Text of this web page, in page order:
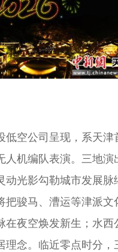
空公司呈现，系天津
人机编队表演。三地演
动光影勾勒城市发展脉
把骏马、漕运等津派文
在夜空焕发新生；水西
理念。临近零点时分，